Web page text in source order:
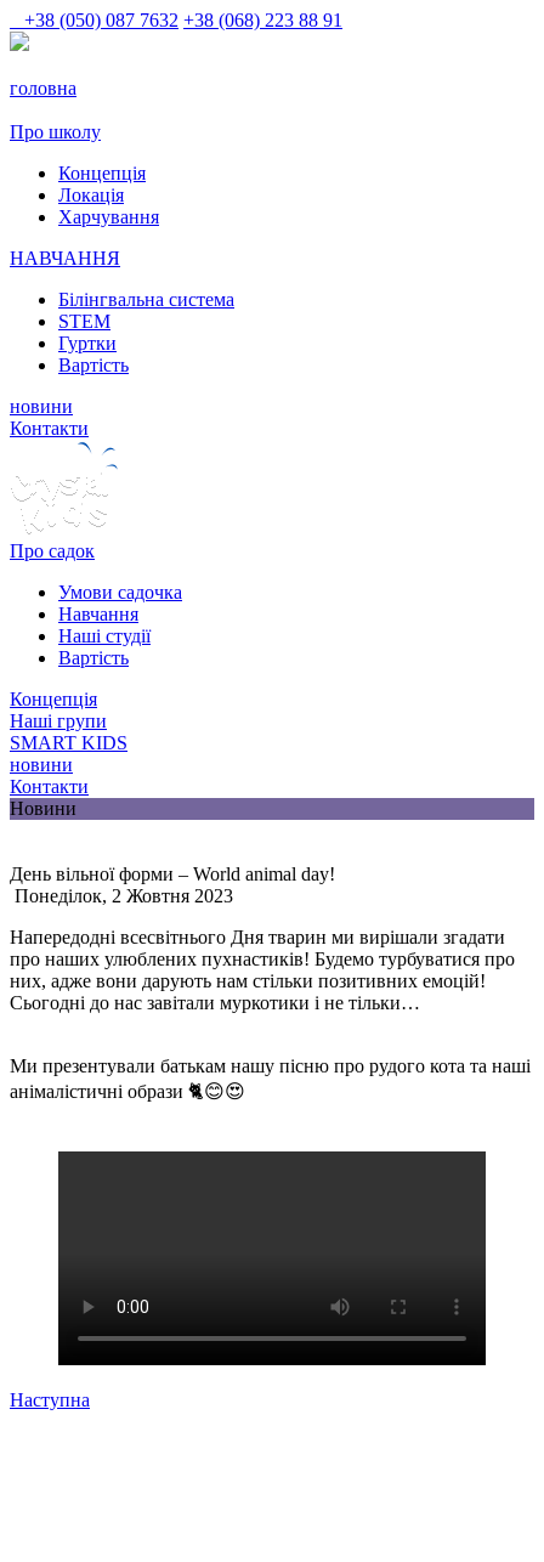
+38 (050) 087 7632 +38 (068) 223 88 91
головна
Про школу
Концепція
Локація
Харчування
НАВЧАННЯ
Білінгвальна система
STEM
Гуртки
Вартість
новини
Контакти
Про садок
Умови садочка
Навчання
Наші студії
Вартість
Концепція
Наші групи
SMART KIDS
новини
Контакти
Новини
День вільної форми – World animal day!
Понеділок, 2 Жовтня 2023
Напередодні всесвітнього Дня тварин ми вирішали згадати
про наших улюблених пухнастиків! Будемо турбуватися про
них, адже вони дарують нам стільки позитивних емоцій!
Сьогодні до нас завітали муркотики і не тільки…
Ми презентували батькам нашу пісню про рудого кота та наші
анімалістичні образи 🐈😊😍
Наступна